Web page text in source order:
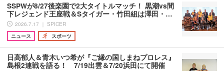
SSPWが8/27後楽園で2大タイトルマッチ！ 黒潮vs間
下レジェンド王座戦＆Sタイガー・竹田組は澤田・…
2026.7.17 ｜ SPICER
ニュース
スポーツ
日高郁人＆青木いつ希が『ご縁の国しまねプロレス』
島根2連戦を語る！ 7/19出雲＆7/20浜田にて開催